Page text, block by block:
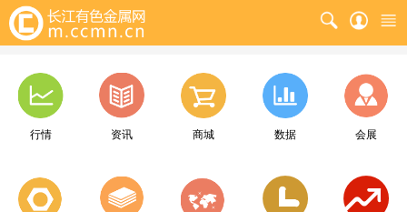
行情 资讯 商城 数据 会展